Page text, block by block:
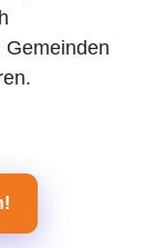
Gemeinden